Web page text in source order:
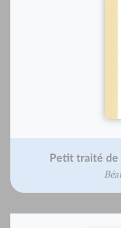
Petit traité de